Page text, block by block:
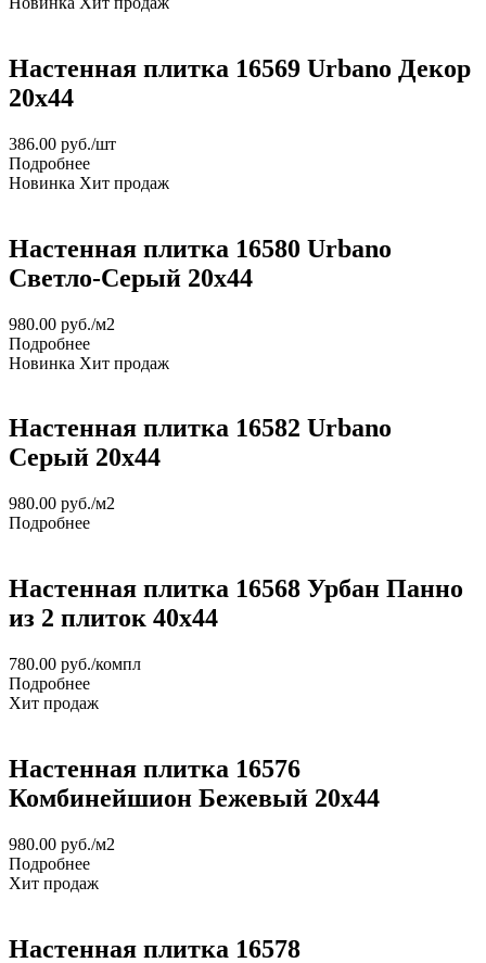
Настенная плитка 16569 Urbano Декор
20х44
386.00 руб./шт
Подробнее
Новинка Хит продаж
Настенная плитка 16580 Urbano
Светло-Серый 20x44
980.00 руб./м2
Подробнее
Новинка Хит продаж
Настенная плитка 16582 Urbano
Серый 20x44
980.00 руб./м2
Подробнее
Настенная плитка 16568 Урбан Панно
из 2 плиток 40х44
780.00 руб./компл
Подробнее
Хит продаж
Настенная плитка 16576
Комбинейшион Бежевый 20x44
980.00 руб./м2
Подробнее
Хит продаж
Настенная плитка 16578